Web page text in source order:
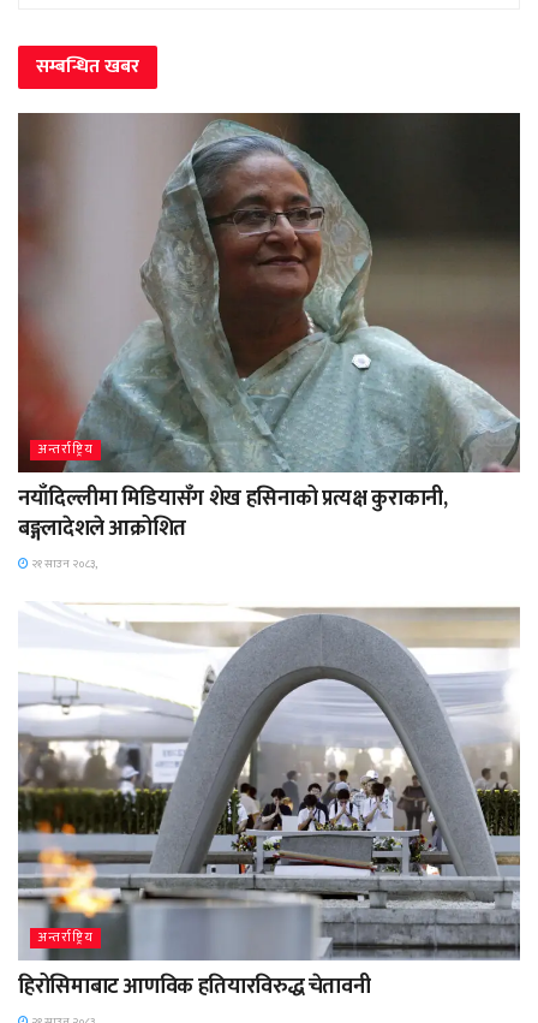
सम्बन्धितखबर
अन्तर्राष्ट्रिय
नयाँदिल्लीमा मिडियासँग शेख हसिनाको प्रत्यक्ष कुराकानी,
बङ्गलादेशले आक्रोशित
२१ साउन २०८३,
अन्तर्राष्ट्रिय
हिरोसिमाबाट आणविक हतियारविरुद्ध चेतावनी